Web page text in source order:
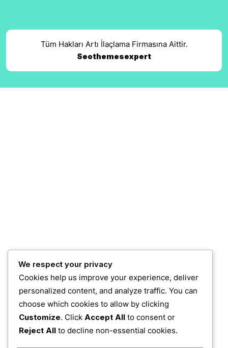
Tüm Hakları Artı İlaçlama Firmasına Aittir.
Seothemesexpert
We respect your privacy
Cookies help us improve your experience, deliver
personalized content, and analyze traffic. You can
choose which cookies to allow by clicking
Customize. Click Accept All to consent or
Reject All to decline non-essential cookies.